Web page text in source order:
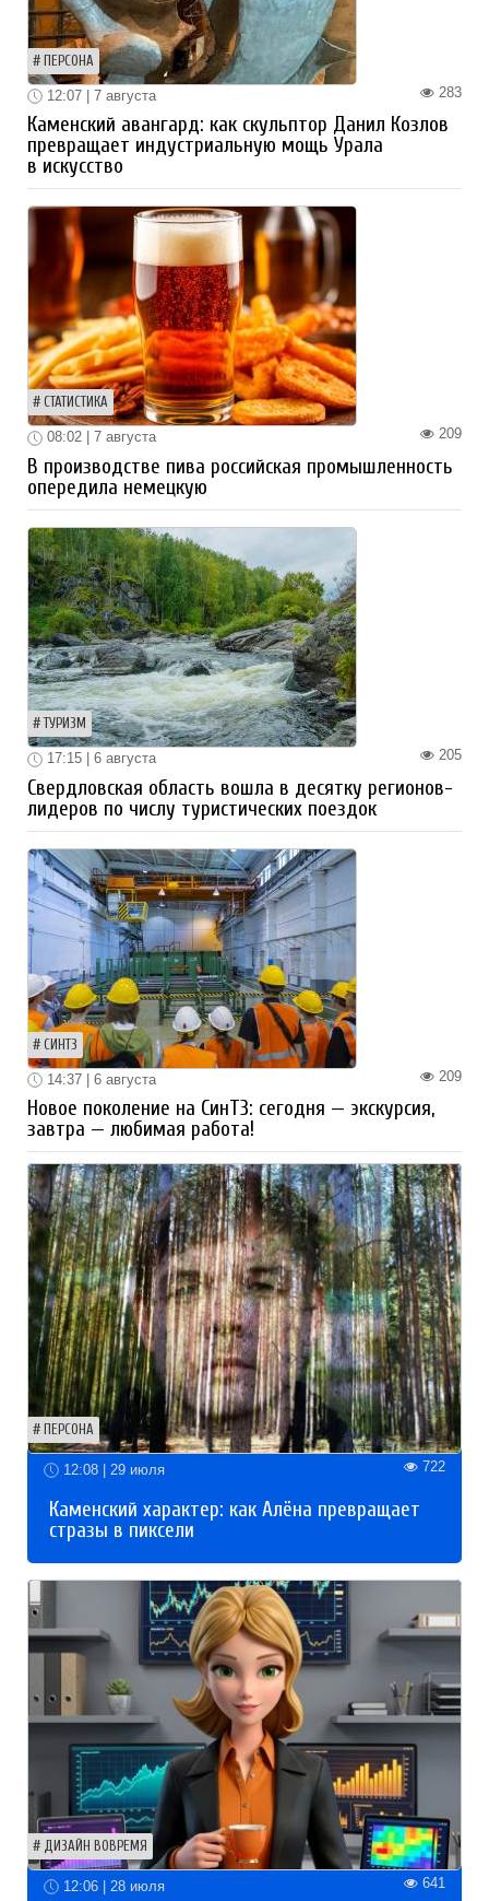
ПЕРСОНА
283
12:07 | 7 августа
Каменский авангард: как скульптор Данил Козлов
превращает индустриальную мощь Урала
в искусство
СТАТИСТИКА
209
08:02 | 7 августа
В производстве пива российская промышленность
опередила немецкую
ТУРИЗМ
205
17:15 | 6 августа
Свердловская область вошла в десятку регионов-
лидеров по числу туристических поездок
СИНТЗ
209
14:37 | 6 августа
Новое поколение на СинТЗ: сегодня — экскурсия,
завтра — любимая работа!
ПЕРСОНА
12:08 | 29 июля 722
Каменский характер: как Алёна превращает
стразы в пиксели
ДИЗАЙН ВОВРЕМЯ
12:06 | 28 июля 641